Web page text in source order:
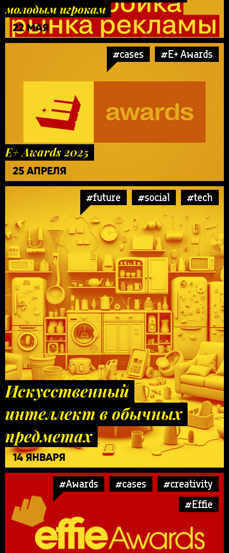
молодым игрокам
22 МАЯ
#cases #E+ Awards
E+ Awards 2025
25 АПРЕЛЯ
#future #social #tech
Искусственный
интеллект в обычных
предметах
14 ЯНВАРЯ
#Awards #cases
#creativity
#Effie